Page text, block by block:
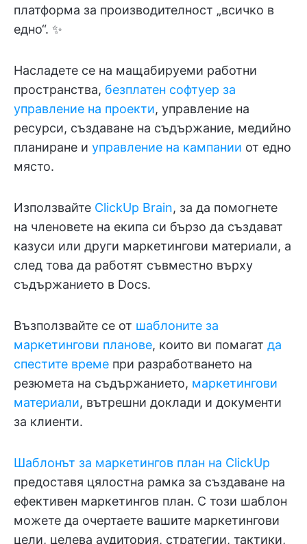
платформа за производителност „всичко в
едно“. ✨
Насладете се на мащабируеми работни
пространства, безплатен софтуер за
управление на проекти, управление на
ресурси, създаване на съдържание, медийно
планиране и управление на кампании от едно
място.
Използвайте ClickUp Brain, за да помогнете
на членовете на екипа си бързо да създават
казуси или други маркетингови материали, а
след това да работят съвместно върху
съдържанието в Docs.
Възползвайте се от шаблоните за
маркетингови планове, които ви помагат да
спестите време при разработването на
резюмета на съдържанието, маркетингови
материали, вътрешни доклади и документи
за клиенти.
Шаблонът за маркетингов план на ClickUp
предоставя цялостна рамка за създаване на
ефективен маркетингов план. С този шаблон
можете да очертаете вашите маркетингови
цели, целева аудитория, стратегии, тактики,